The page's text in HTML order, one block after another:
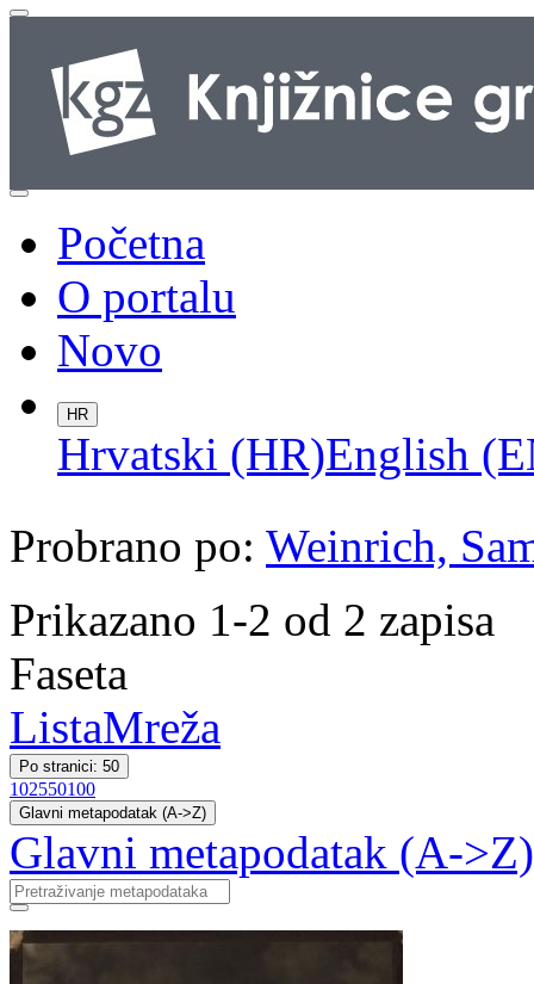
Početna
O portalu
Novo
HR
Hrvatski (HR)English
Probrano po: Weinrich,
Prikazano 1-2 od 2 zapisa
Faseta
ListaMreža
Po stranici: 50
102550100
Glavni metapodatak (A->Z)
Glavni metapodatak (A->Z)